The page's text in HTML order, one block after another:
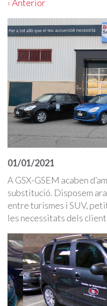
‹ Anterior
01/01/2021
A GSX-GSEM acaben
substitució. Disposem
entre turismes i SUV,
les necessitats dels